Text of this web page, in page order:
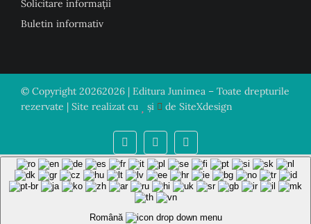
Solicitare informații
Buletin informativ
© Copyright 20262026 | Editura Junimea – Toate drepturile
rezervate | Site realizat cu
și de SiteXdesign
Română